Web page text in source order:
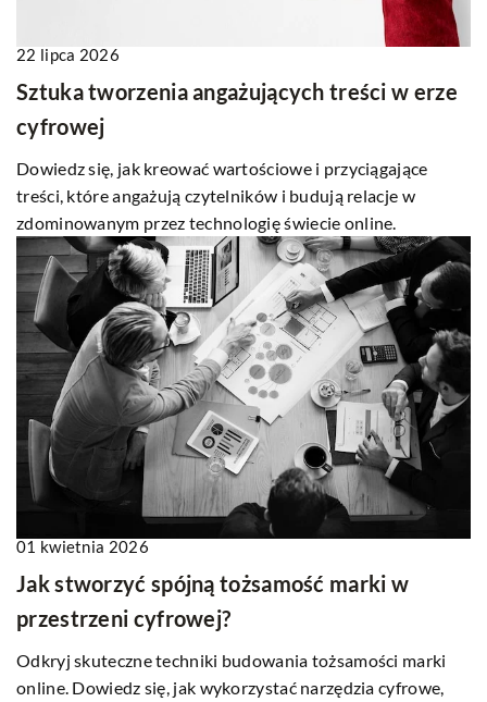
22 lipca 2026
Sztuka tworzenia angażujących treści w erze
cyfrowej
Dowiedz się, jak kreować wartościowe i przyciągające
treści, które angażują czytelników i budują relacje w
zdominowanym przez technologię świecie online.
01 kwietnia 2026
Jak stworzyć spójną tożsamość marki w
przestrzeni cyfrowej?
Odkryj skuteczne techniki budowania tożsamości marki
online. Dowiedz się, jak wykorzystać narzędzia cyfrowe,